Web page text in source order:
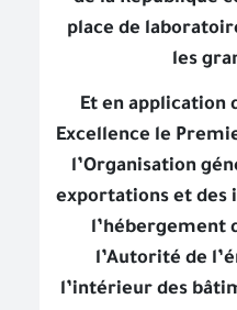
place de
les
Et en application
Excellence le
l’Organisation
exportations et des
l’hébergement
l’Autorité de
l’intérieur des